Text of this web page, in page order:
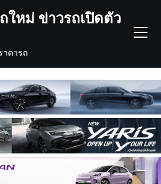
ใหม่ ข่าวรถเปิดตัว
าคารถ